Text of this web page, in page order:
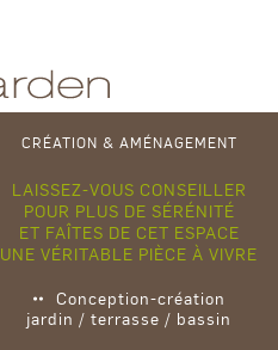
CRÉATION & AMÉNAGEMENT
LAISSEZ-VOUS CONSEILLER
POUR PLUS DE SÉRÉNITÉ
ET FAÎTES DE CET ESPACE
UNE VÉRITABLE PIÈCE À VIVRE
Conception-création
jardin / terrasse / bassin